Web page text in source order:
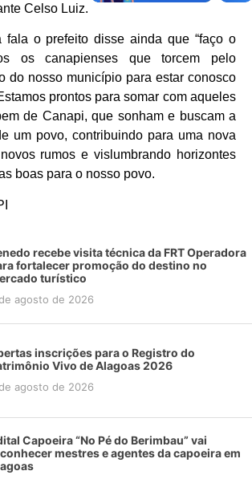
Celso Luiz.
fala o prefeito disse ainda que “faço o
os canapienses que torcem pelo
do nosso município para estar conosco
prontos para somar com aqueles
de Canapi, que sonham e buscam a
um povo, contribuindo para uma nova
rumos e vislumbrando horizontes
boas para o nosso povo.
recebe visita técnica da FRT Operadora
fortalecer promoção do destino no
turístico
agosto de 2026
inscrições para o Registro do
Vivo de Alagoas 2026
agosto de 2026
Capoeira “No Pé do Berimbau” vai
mestres e agentes da capoeira em